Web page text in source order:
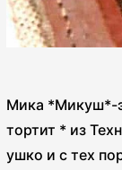
Мика *Микуш*-
тортит * из
ушко и с тех